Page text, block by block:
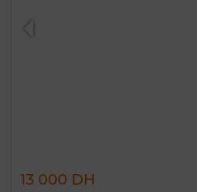
13 000 DH